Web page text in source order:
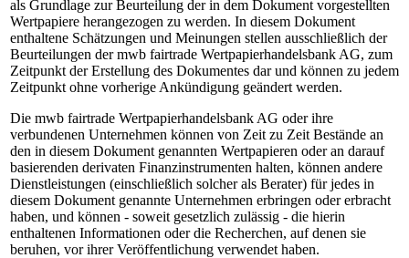
als Grundlage zur Beurteilung der in dem Dokument vorgestellten
Wertpapiere herangezogen zu werden. In diesem Dokument
enthaltene Schätzungen und Meinungen stellen ausschließlich der
Beurteilungen der mwb fairtrade Wertpapierhandelsbank AG, zum
Zeitpunkt der Erstellung des Dokumentes dar und können zu jedem
Zeitpunkt ohne vorherige Ankündigung geändert werden.
Die mwb fairtrade Wertpapierhandelsbank AG oder ihre
verbundenen Unternehmen können von Zeit zu Zeit Bestände an
den in diesem Dokument genannten Wertpapieren oder an darauf
basierenden derivaten Finanzinstrumenten halten, können andere
Dienstleistungen (einschließlich solcher als Berater) für jedes in
diesem Dokument genannte Unternehmen erbringen oder erbracht
haben, und können - soweit gesetzlich zulässig - die hierin
enthaltenen Informationen oder die Recherchen, auf denen sie
beruhen, vor ihrer Veröffentlichung verwendet haben.